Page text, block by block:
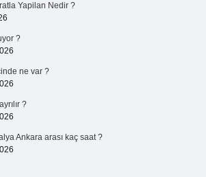
Yapilan Nedir ?
?
ne var ?
?
Ankara arası kaç saat ?